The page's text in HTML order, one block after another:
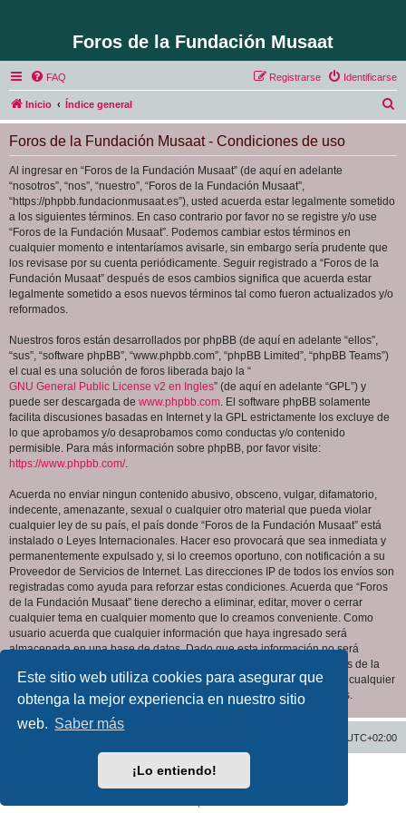
Este sitio web utiliza cookies para asegurar que
obtenga la mejor experiencia en nuestro sitio
web. Saber más
¡Lo entiendo!
Foros de la Fundación Musaat
FAQ Identificarse
Registrarse
Inicio Índice general
u
Foros de la Fundación Musaat - Condiciones de uso
Al ingresar en “Foros de la Fundación Musaat” (de aquí en adelante
“nosotros”, “nos”, “nuestro”, “Foros de la Fundación Musaat”,
“https://phpbb.fundacionmusaat.es”), usted acuerda estar legalmente sometido
a los siguientes términos. En caso contrario por favor no se registre y/o use
“Foros de la Fundación Musaat”. Podemos cambiar estos términos en
cualquier momento e intentaríamos avisarle, sin embargo sería prudente que
los revisase por su cuenta periódicamente. Seguir registrado a “Foros de la
Fundación Musaat” después de esos cambios significa que acuerda estar
legalmente sometido a esos nuevos términos tal como fueron actualizados y/o
reformados.
Nuestros foros están desarrollados por phpBB (de aquí en adelante “ellos”,
“sus”, “software phpBB”, “www.phpbb.com”, “phpBB Limited”, “phpBB Teams”)
el cual es una solución de foros liberada bajo la “
GNU General Public License v2 en Ingles” (de aquí en adelante “GPL”) y
puede ser descargada de www.phpbb.com. El software phpBB solamente
facilita discusiones basadas en Internet y la GPL estrictamente los excluye de
lo que aprobamos y/o desaprobamos como conductas y/o contenido
permisible. Para más información sobre phpBB, por favor visite:
https://www.phpbb.com/.
Acuerda no enviar ningun contenido abusivo, obsceno, vulgar, difamatorio,
indecente, amenazante, sexual o cualquier otro material que pueda violar
cualquier ley de su país, el país donde “Foros de la Fundación Musaat” está
instalado o Leyes Internacionales. Hacer eso provocará que sea inmediata y
permanentemente expulsado y, si lo creemos oportuno, con notificación a su
Proveedor de Servicios de Internet. Las direcciones IP de todos los envíos son
registradas como ayuda para reforzar estas condiciones. Acuerda que “Foros
de la Fundación Musaat” tiene derecho a eliminar, editar, mover o cerrar
cualquier tema en cualquier momento que lo creamos conveniente. Como
usuario acuerda que cualquier información que haya ingresado será
almacenada en una base de datos. Dado que esta información no será
compartida con ninguna tercera parte sin su consentimiento, ni “Foros de la
Fundación Musaat” ni phpBB podrán considerarse responsables por cualquier
intento de hacking que conlleve a que los datos sean comprometidos.
UTC+02:00
Desarrollado porphpBB® Forum Software © phpBB Limited
phpBB España